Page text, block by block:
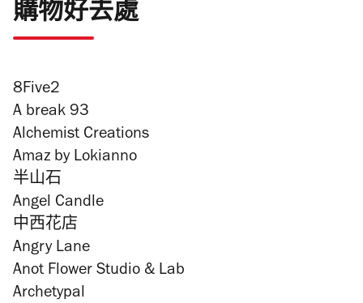
購物好去處
8Five2
A break 93
Alchemist Creations
Amaz by Lokianno
半山石
Angel Candle
中西花店
Angry Lane
Anot Flower Studio & Lab
Archetypal